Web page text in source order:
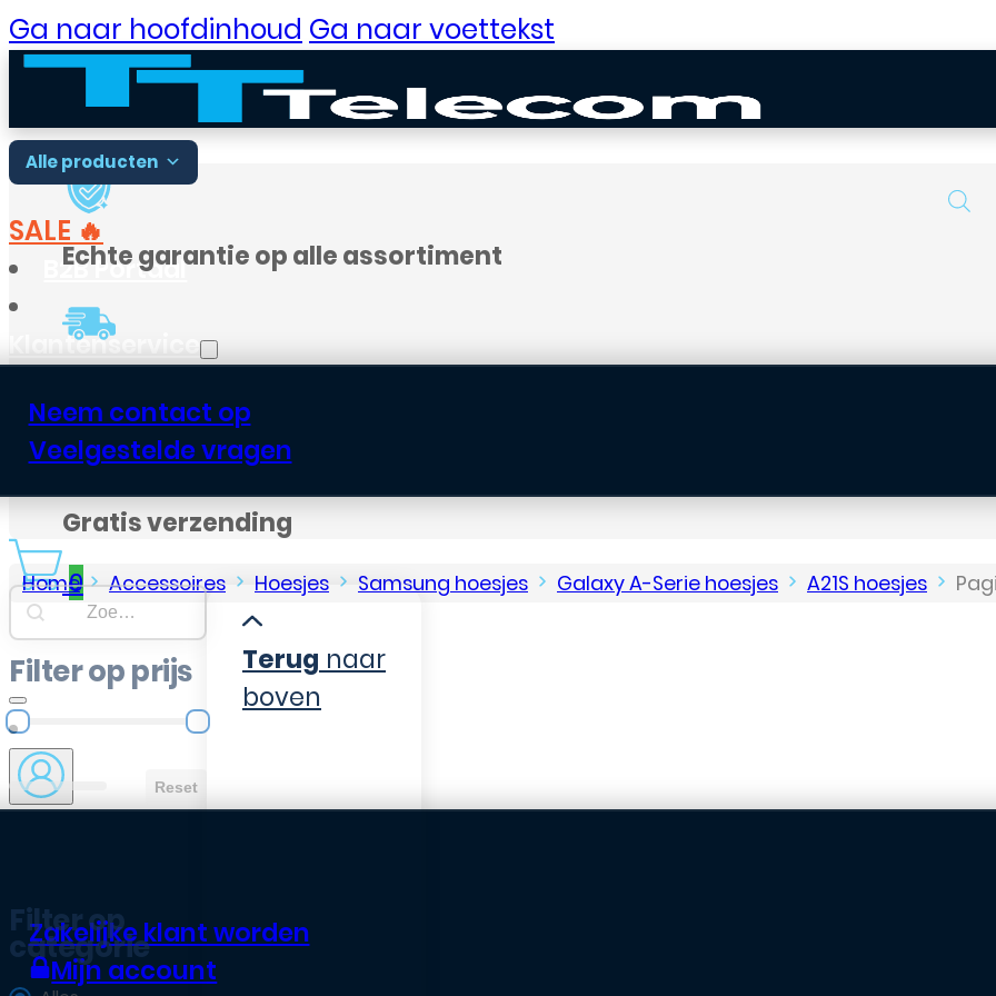
Ga naar hoofdinhoud Ga naar voettekst
Alle producten
SALE 🔥
B2B Portaal
Klantenservice
Neem contact op
Veelgestelde vragen
0
Zakelijke klant worden
Mijn account
Echte garantie op alle assortiment
Gratis verzending
Home Accessoires Hoesjes Samsung hoesjes Galaxy A-Serie hoesjes A21S hoesjes
Searchbar
Search content
Filter op prijs
Filter op prijs
Reset
Filter op
categorie
Terug naar
boven